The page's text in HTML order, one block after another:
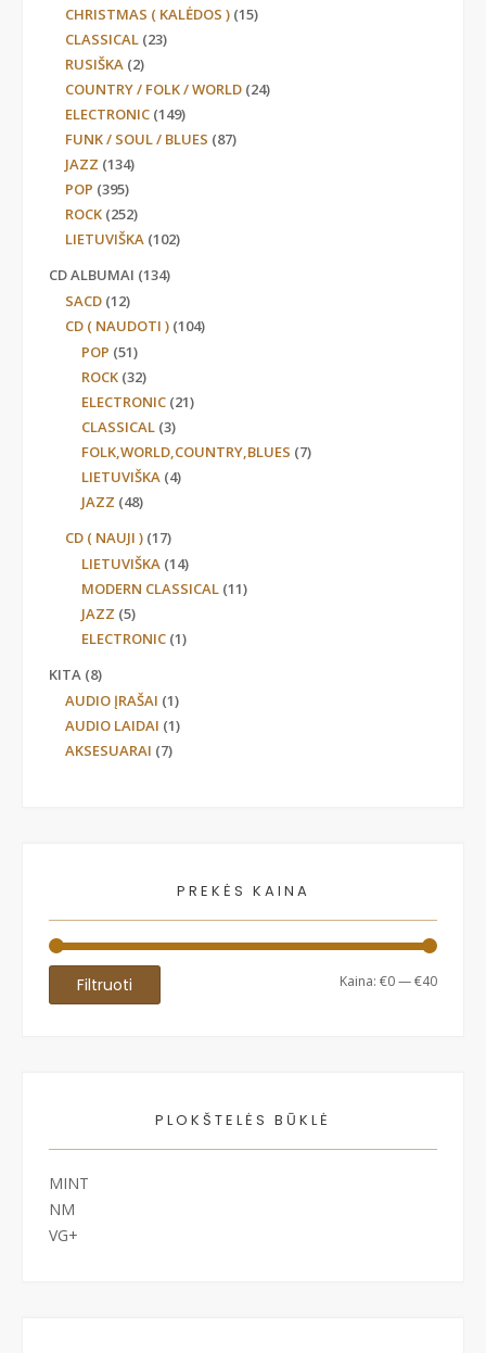
CHRISTMAS ( KALĖDOS ) (15)
CLASSICAL (23)
RUSIŠKA (2)
COUNTRY / FOLK / WORLD (24)
ELECTRONIC (149)
FUNK / SOUL / BLUES (87)
JAZZ (134)
POP (395)
ROCK (252)
LIETUVIŠKA (102)
CD ALBUMAI (134)
SACD (12)
CD ( NAUDOTI ) (104)
POP (51)
ROCK (32)
ELECTRONIC (21)
CLASSICAL (3)
FOLK,WORLD,COUNTRY,BLUES (7)
LIETUVIŠKA (4)
JAZZ (48)
CD ( NAUJI ) (17)
LIETUVIŠKA (14)
MODERN CLASSICAL (11)
JAZZ (5)
ELECTRONIC (1)
KITA (8)
AUDIO ĮRAŠAI (1)
AUDIO LAIDAI (1)
AKSESUARAI (7)
PREKĖS KAINA
Min
Maks
Filtruoti Kaina: €0—€40
PLOKŠTELĖS BŪKLĖ
MINT
NM
VG+